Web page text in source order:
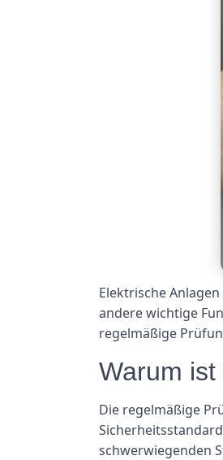
Elektrische
andere wichtige
regelmäßige
Warum
Die regelmäßige
schwerwiegenden